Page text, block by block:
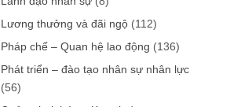
Lương thưởng và đãi ngộ (112)
Pháp chế – Quan hệ lao động (136)
Phát triển – đào tạo nhân sự nhân lực
(56)